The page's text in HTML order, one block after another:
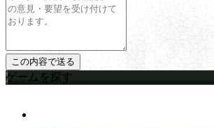
ゲームを探す